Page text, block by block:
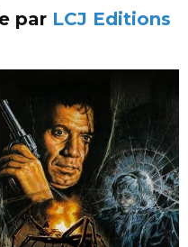
par LCJ Editions